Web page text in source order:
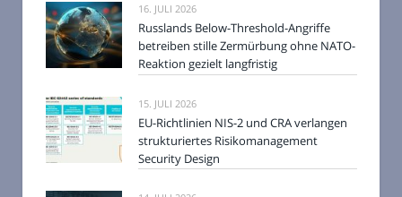
16. JULI 2026
Russlands Below-Threshold-Angriffe
betreiben stille Zermürbung ohne NATO-
Reaktion gezielt langfristig
15. JULI 2026
EU-Richtlinien NIS-2 und CRA verlangen
strukturiertes Risikomanagement
Security Design